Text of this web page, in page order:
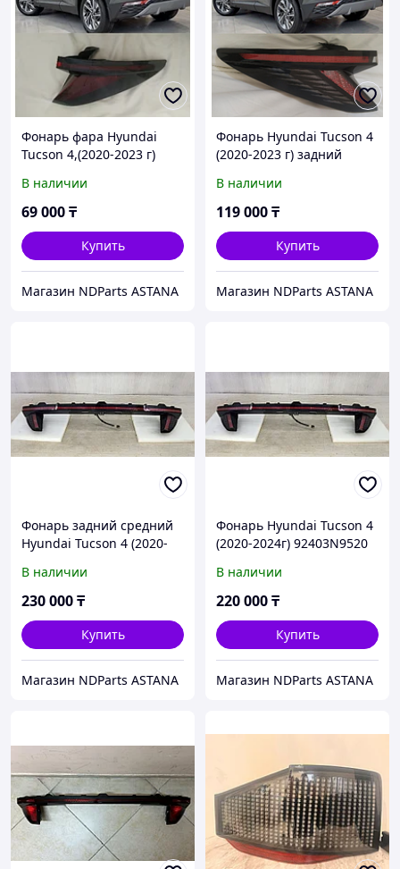
Фонарь фара Hyundai
Tucson 4,(2020-2023 г)
92401N9000
В наличии
69 000₸
Купить
Магазин NDParts ASTANA
Фонарь Hyundai Tucson 4
(2020-2023 г) задний
В наличии
119 000₸
Купить
Магазин NDParts ASTANA
Фонарь задний средний
Hyundai Tucson 4 (2020-
В наличии
230 000₸
Купить
Магазин NDParts ASTANA
Фонарь Hyundai Tucson 4
(2020-2024г) 92403N9520
В наличии
220 000₸
Купить
Магазин NDParts ASTANA